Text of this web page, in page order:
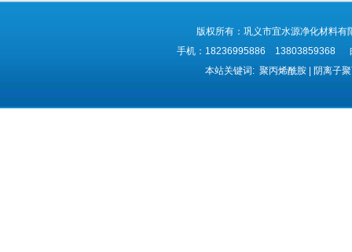
版权所有：巩义市宜水源净化材料
手机：18236995886 13803859368
本站关键词: 聚丙烯酰胺 | 阴离子